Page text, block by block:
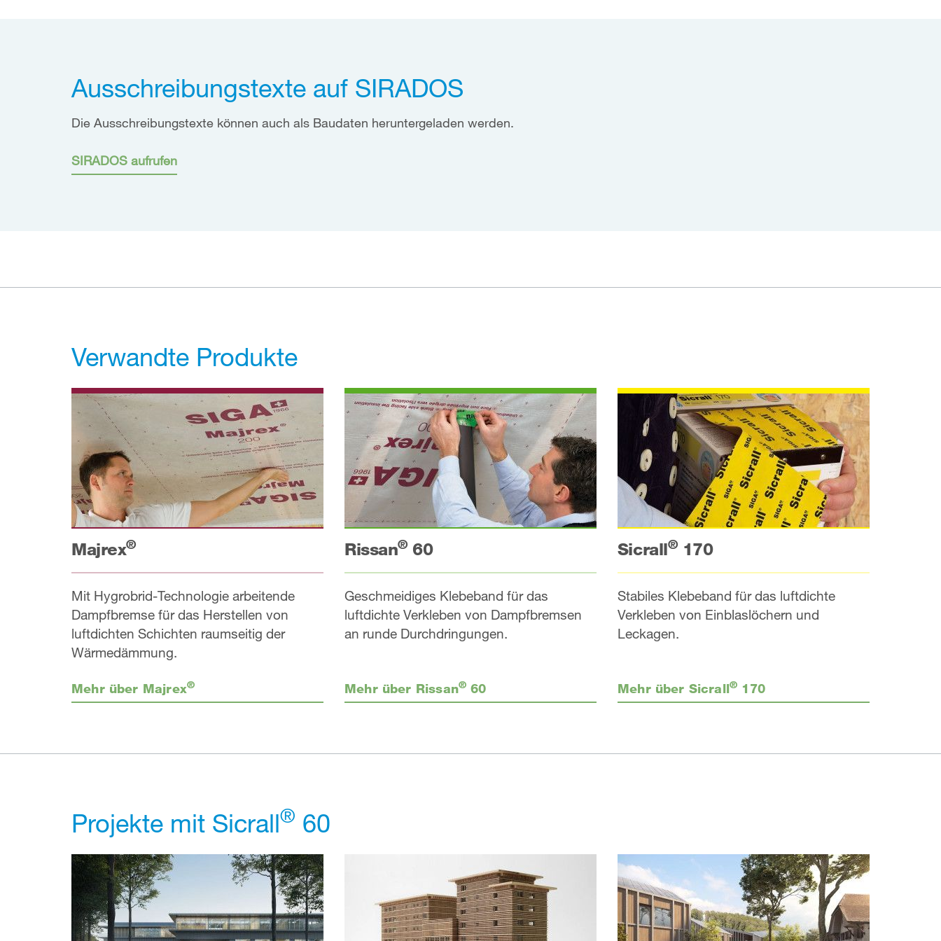
Ausschreibungstexte auf SIRADOS
Die Ausschreibungstexte können auch als Baudaten heruntergeladen werden.
SIRADOS aufrufen
Verwandte Produkte
Majrex®
Mit Hygrobrid-Technologie arbeitende
Dampfbremse für das Herstellen von
luftdichten Schichten raumseitig der
Wärmedämmung.
Mehr über Majrex®
Rissan®60
Geschmeidiges Klebeband für das
luftdichte Verkleben von Dampfbremsen
an runde Durchdringungen.
Mehr über Rissan® 60
Sicrall®170
Stabiles Klebeband für das luftdichte
Verkleben von Einblaslöchern und
Leckagen.
Mehr über Sicrall® 170
Projekte mit Sicrall® 60